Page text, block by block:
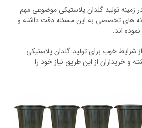
زمینه تولید گلدان پلاستیکی موضوعی مهم
های تخصصی به این مسئله دقت داشته و
اند.
شرایط خوب برای تولید گلدان پلاستیکی
و خریداران از این طریق نیاز خود را